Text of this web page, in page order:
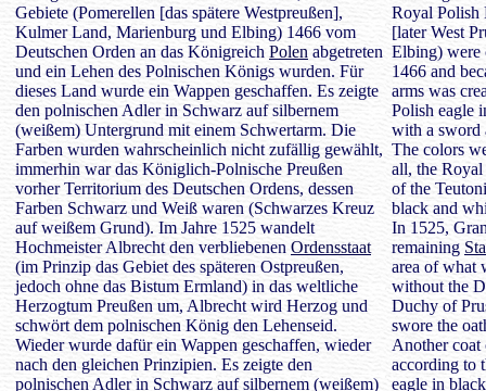
Gebiete (Pomerellen [das spätere Westpreußen],
Kulmer Land, Marienburg und Elbing) 1466 vom
Deutschen Orden an das Königreich Polen abgetreten
und ein Lehen des Polnischen Königs wurden. Für
dieses Land wurde ein Wappen geschaffen. Es zeigte
den polnischen Adler in Schwarz auf silbernem
(weißem) Untergrund mit einem Schwertarm. Die
Farben wurden wahrscheinlich nicht zufällig gewählt,
immerhin war das Königlich-Polnische Preußen
vorher Territorium des Deutschen Ordens, dessen
Farben Schwarz und Weiß waren (Schwarzes Kreuz
auf weißem Grund). Im Jahre 1525 wandelt
Hochmeister Albrecht den verbliebenen Ordensstaat
(im Prinzip das Gebiet des späteren Ostpreußen,
jedoch ohne das Bistum Ermland) in das weltliche
Herzogtum Preußen um, Albrecht wird Herzog und
schwört dem polnischen König den Lehenseid.
Wieder wurde dafür ein Wappen geschaffen, wieder
nach den gleichen Prinzipien. Es zeigte den
polnischen Adler in Schwarz auf silbernem (weißem)
Royal Polish
[later West
Elbing) were
1466 and
arms was
Polish eagle
with a sword
The colors
all, the
of the
black and
In 1525,
remaining
area of ​​what
without the
Duchy of
swore the
Another coat
according to
eagle in